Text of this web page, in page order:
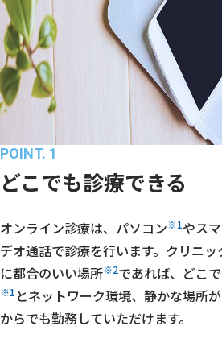
POINT. 1
どこでも診療できる
オンライン診療は、パソコン※1やス
デオ通話で診療を行います。クリニ
に都合のいい場所※2であれば、どこ
※1 とネットワーク環境、静かな場所
からでも勤務していただけます。